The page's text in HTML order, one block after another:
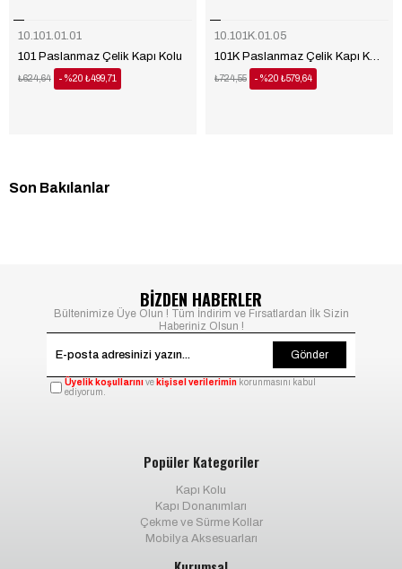
10.101.01.01
101 Paslanmaz Çelik Kapı Kolu
%20 ₺499,71
₺624,64
10.101K.01.05
101K Paslanmaz Çelik Kapı Kolu
%20 ₺579,64
₺724,55
Son Bakılanlar
BİZDEN HABERLER
Bültenimize Üye Olun ! Tüm İndirim ve Fırsatlardan İlk Sizin
Haberiniz Olsun !
Gönder
Üyelik koşullarınıve kişisel verilerimin korunmasını kabul
ediyorum.
Popüler Kategoriler
Kapı Kolu
Kapı Donanımları
Çekme ve Sürme Kollar
Mobilya Aksesuarları